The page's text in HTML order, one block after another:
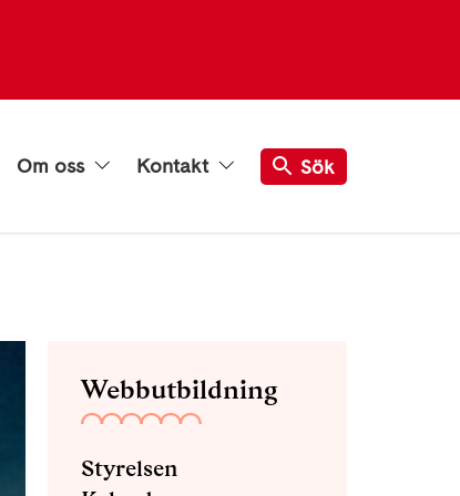
Om oss Kontakt Sök
Webbutbildning
Styrelsen